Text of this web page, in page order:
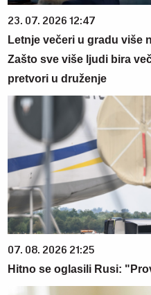
23. 07. 2026 12:47
Letnje večeri u gradu više
Zašto sve više ljudi bira
pretvori u druženje
07. 08. 2026 21:25
Hitno se oglasili Rusi: